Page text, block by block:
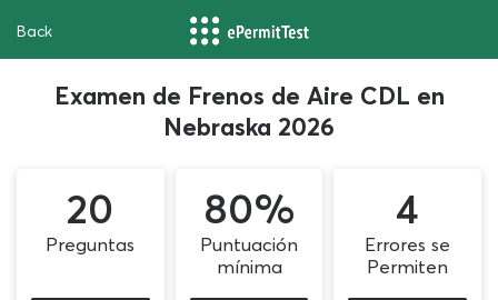
Back
Examen de Frenos de Aire CDL en
Nebraska 2026
20
Preguntas
80%
Puntuación
mínima
4
Errores se
Permiten